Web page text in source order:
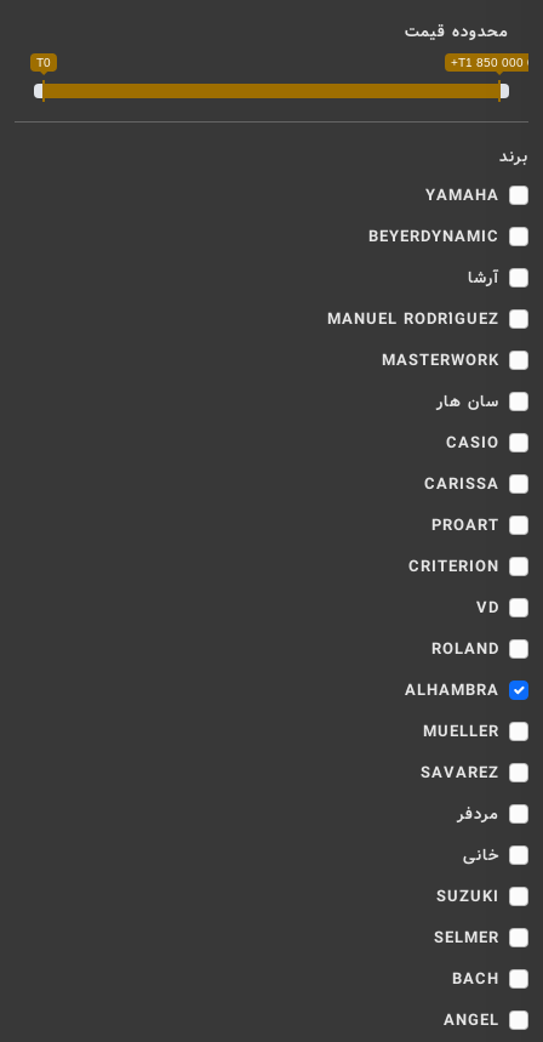
محدوده قیمت
T0 T1 850 000
برند
YAMAHA
BEYERDYNAMIC
آرشا
MANUEL RODRÍGUEZ
MASTERWORK
سان هار
CASIO
CARISSA
PROART
CRITERION
VD
ROLAND
ALHAMBRA
MUELLER
SAVAREZ
مردفر
خانی
SUZUKI
SELMER
BACH
ANGEL